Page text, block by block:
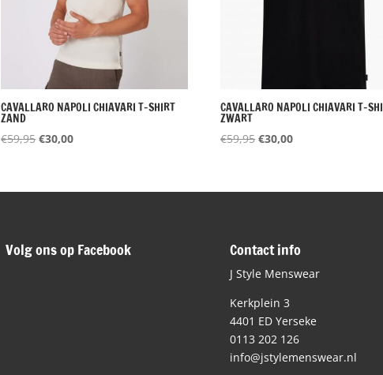
CAVALLARO NAPOLI CHIAVARI T-SHIRT
ZAND
€59,95Oorspronkelijke
€59,95.
€30,00Huidige
€30,00.
CAVALLARO NAPOLI CHIAVARI T-
ZWART
€59,95Oorspronkelijke
€59,95.
€30,00Huidige
€30,00.
Volg ons op Facebook Contact info
J Style Menswear
Kerkplein 3
4401 ED Yerseke
0113 202 126
info@jstylemenswear.nl